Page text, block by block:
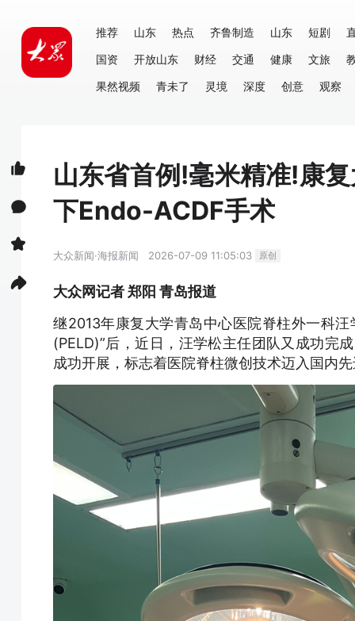
推荐 山东 热点 齐鲁制造 山东 短剧
国资
开放山东 财经 交通 健康 文旅
果然视频
青未了 灵境 深度 创意 观察
山东省首例!毫米精准!康
下Endo-ACDF手术
大众新闻·海报新闻 2026-07-09 11:05:03 原创
大众网记者 郑阳 青岛报道
继2013年康复大学青岛中心医院脊柱外一科
(PELD)”后，近日，汪学松主任团队又成功完
成功开展，标志着医院脊柱微创技术迈入国内